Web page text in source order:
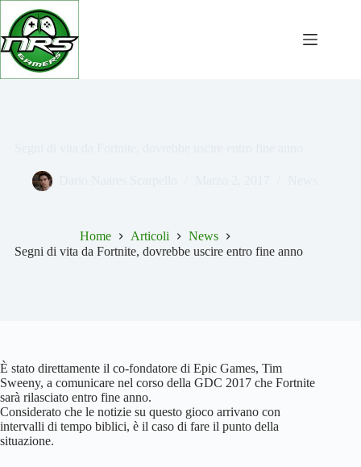
Salta
contenuto
Home Articoli
News
Segni di vita da Fortnite, dovrebbe uscire entro fine anno
È stato direttamente il co-fondatore di Epic Games, Tim
Sweeny, a comunicare nel corso della GDC 2017 che Fortnite
sarà rilasciato entro fine anno.
Considerato che le notizie su questo gioco arrivano con
intervalli di tempo biblici, è il caso di fare il punto della
situazione.